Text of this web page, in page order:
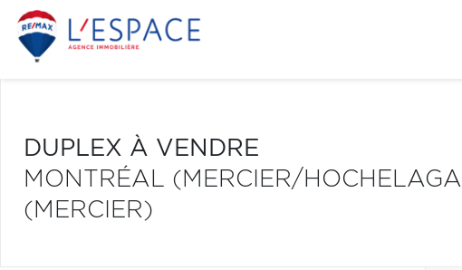
DUPLEX À VENDRE
MONTRÉAL (MERCIER/
(MERCIER)